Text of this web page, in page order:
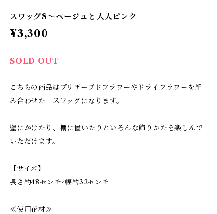
スワッグS〜ベージュと大人ピンク
¥3,300
SOLD OUT
こちらの商品はプリザーブドフラワーやドライフラワーを組
み合わせた スワッグになります。
壁にかけたり、棚に置いたりといろんな飾りかたを楽しんで
いただけます。
【サイズ】
長さ約48センチ×幅約32センチ
≪使用花材≫